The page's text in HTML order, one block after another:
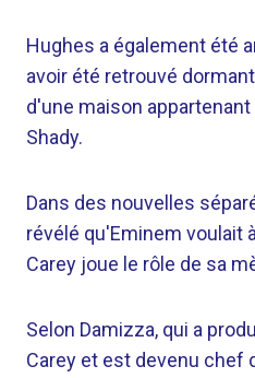
Hughes a également été
avoir été retrouvé
d'une maison appartenant
Shady.
Dans des nouvelles
révélé qu'Eminem voulait
Carey joue le rôle de sa
Selon Damizza, qui a
Carey et est devenu chef